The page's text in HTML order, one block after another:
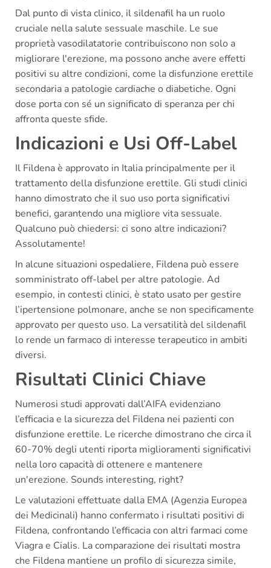
Dal punto di vista clinico, il sildenafil ha un ruolo
cruciale nella salute sessuale maschile. Le sue
proprietà vasodilatatorie contribuiscono non solo a
migliorare l'erezione, ma possono anche avere effetti
positivi su altre condizioni, come la disfunzione erettile
secondaria a patologie cardiache o diabetiche. Ogni
dose porta con sé un significato di speranza per chi
affronta queste sfide.
Indicazioni e Usi Off-Label
Il Fildena è approvato in Italia principalmente per il
trattamento della disfunzione erettile. Gli studi clinici
hanno dimostrato che il suo uso porta significativi
benefici, garantendo una migliore vita sessuale.
Qualcuno può chiedersi: ci sono altre indicazioni?
Assolutamente!
In alcune situazioni ospedaliere, Fildena può essere
somministrato off-label per altre patologie. Ad
esempio, in contesti clinici, è stato usato per gestire
l’ipertensione polmonare, anche se non specificamente
approvato per questo uso. La versatilità del sildenafil
lo rende un farmaco di interesse terapeutico in ambiti
diversi.
Risultati Clinici Chiave
Numerosi studi approvati dall’AIFA evidenziano
l’efficacia e la sicurezza del Fildena nei pazienti con
disfunzione erettile. Le ricerche dimostrano che circa il
60-70% degli utenti riporta miglioramenti significativi
nella loro capacità di ottenere e mantenere
un'erezione. Sounds interesting, right?
Le valutazioni effettuate dalla EMA (Agenzia Europea
dei Medicinali) hanno confermato i risultati positivi di
Fildena, confrontando l’efficacia con altri farmaci come
Viagra e Cialis. La comparazione dei risultati mostra
che Fildena mantiene un profilo di sicurezza simile,